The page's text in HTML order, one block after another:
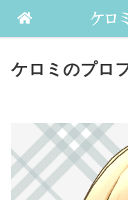
バセドウ病
ケロミのプロ